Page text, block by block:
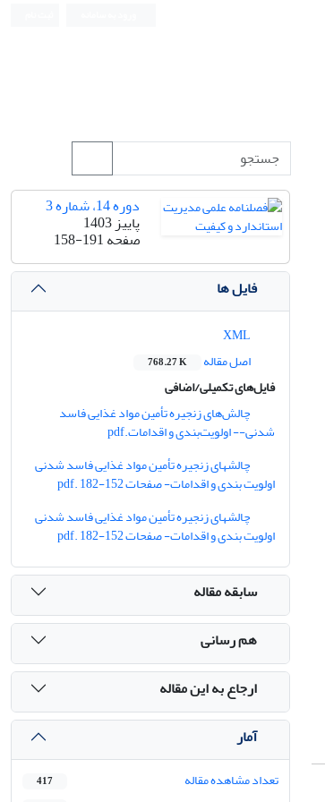
دوره 14، شماره 3
پاییز 1403
صفحه158-191
فایل ها
اصل مقاله
768.27 K
فایل‌های تکمیلی/اضافی
چالش‌های زنجیره تأمین مواد غذایی فاسد
شدنی-- اولویت‌بندی و اقدامات.pdf
چالشهای زنجیره تأمین مواد غذایی فاسد شدنی
اولویت بندی و اقدامات- صفحات 152-182 .pdf
چالشهای زنجیره تأمین مواد غذایی فاسد شدنی
اولویت بندی و اقدامات- صفحات 152-182 .pdf
سابقه مقاله
هم رسانی
ارجاع به این مقاله
آمار
تعداد مشاهده مقاله 417